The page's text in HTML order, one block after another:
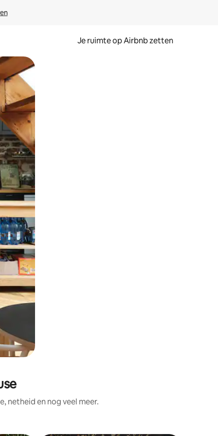
Je ruimte op Airbnb zetten
of swipen.
netheid en nog veel meer.